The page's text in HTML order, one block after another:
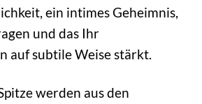
ein intimes Geheimnis,
und das Ihr
auf subtile Weise stärkt.
werden aus den